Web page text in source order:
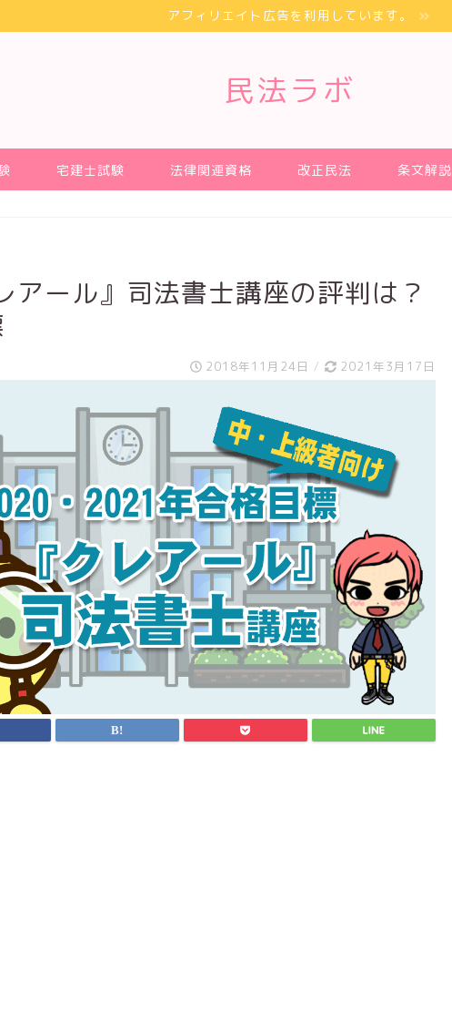
アフィリエイト広告を利用しています。
民法ラボ
宅建士試験 法律関連資格 改正民法 条文解説
アール』司法書士講座の評判は？
2018年11月24日 / 2021年3月17日